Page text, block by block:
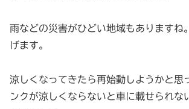
雨などの災害がひどい地域もありますね
げます。
涼しくなってきたら再始動しようかと思
ンクが涼しくならないと車に載せられな